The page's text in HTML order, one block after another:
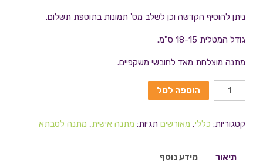
ניתן להוסיף הקדשה וכן לשלב מס' תמונות בתוספת תשלום.
גודל המטלית 18-15 ס"מ.
מתנה מוצלחת מאד לחובשי משקפיים.
הוספה לסל
קטגוריות: כללי, מאורשים תגיות: מתנה אישית, מתנה לסבתא
תיאור מידע נוסף